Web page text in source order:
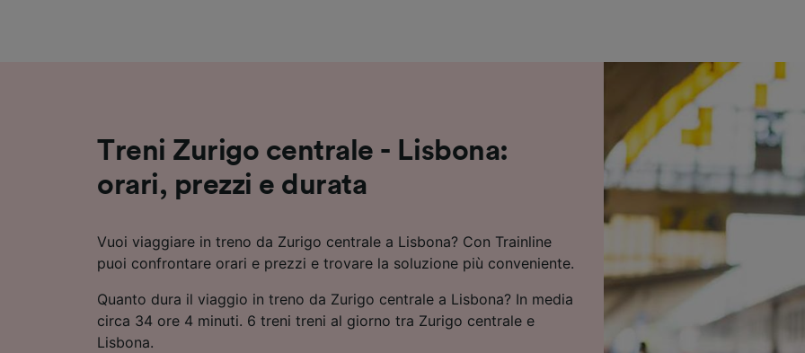
Treni Zurigo centrale - Lisbona:
orari, prezzi e durata
Vuoi viaggiare in treno da Zurigo centrale a Lisbona? Con Trainline
puoi confrontare orari e prezzi e trovare la soluzione più conveniente.
Quanto dura il viaggio in treno da Zurigo centrale a Lisbona? In media
circa 34 ore 4 minuti. 6 treni treni al giorno tra Zurigo centrale e
Lisbona.